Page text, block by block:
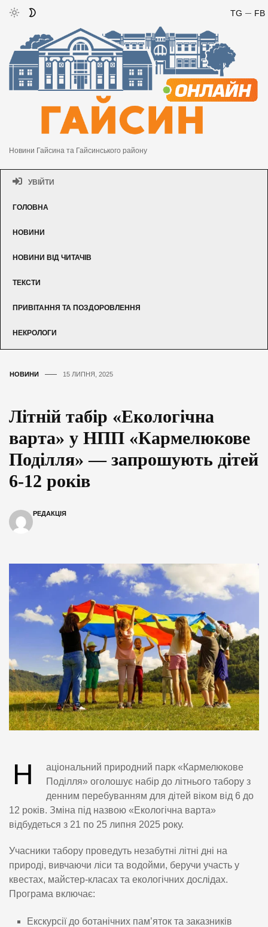
FB
TG
Новини Гайсина та Гайсинського району
УВІЙТИ
ГОЛОВНА
НОВИНИ
НОВИНИ ВІД ЧИТАЧІВ
ТЕКСТИ
ПРИВІТАННЯ ТА ПОЗДОРОВЛЕННЯ
НЕКРОЛОГИ
НОВИНИ 15 ЛИПНЯ, 2025
Літній табір «Екологічна
варта» у НПП «Кармелюкове
Поділля» — запрошують дітей
6-12 років
РЕДАКЦІЯ
Н
аціональний природний парк «Кармелюкове
Поділля» оголошує набір до літнього табору з
денним перебуванням для дітей віком від 6 до
12 років. Зміна під назвою «Екологічна варта»
відбудеться з 21 по 25 липня 2025 року.
Учасники табору проведуть незабутні літні дні на
природі, вивчаючи ліси та водойми, беручи участь у
квестах, майстер-класах та екологічних дослідах.
Програма включає:
Екскурсії до ботанічних пам’яток та заказників